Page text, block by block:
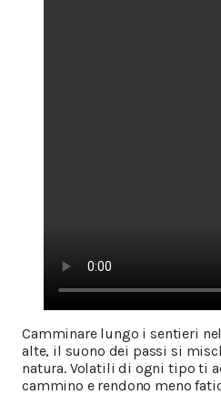
Camminare lungo i sentieri
alte, il suono dei passi si
natura. Volatili di ogni tipo ti
cammino e rendono meno